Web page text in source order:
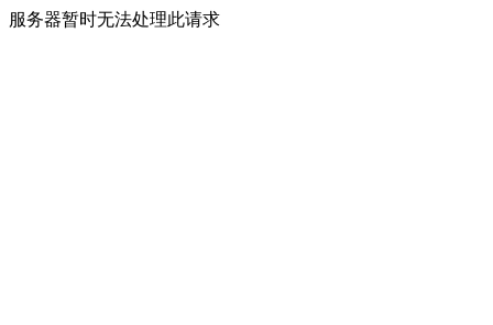
服务器暂时无法处理此请求